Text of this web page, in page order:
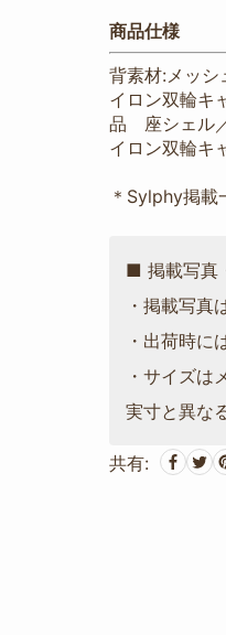
商品仕様
背素材:メッ
イロン双輪キ
品 座シェル
イロン双輪キ
＊Sylphy掲載
■ 掲載写真
・掲載写真
・出荷時に
・サイズは
実寸と異な
共有: